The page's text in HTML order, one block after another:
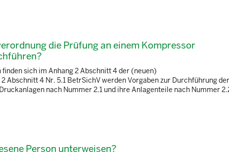
die Prüfung an einem Kompressor
sich im Anhang 2 Abschnitt 4 der (neuen)
4 Nr. 5.1 BetrSichV werden Vorgaben zur Durchführung der
nach Nummer 2.1 und ihre Anlagenteile nach Nummer
Person unterweisen?